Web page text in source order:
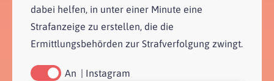
dabei helfen, in unter einer Minute eine
Strafanzeige zu erstellen, die die
Ermittlungsbehörden zur Strafverfolgung zwingt.
Instagram